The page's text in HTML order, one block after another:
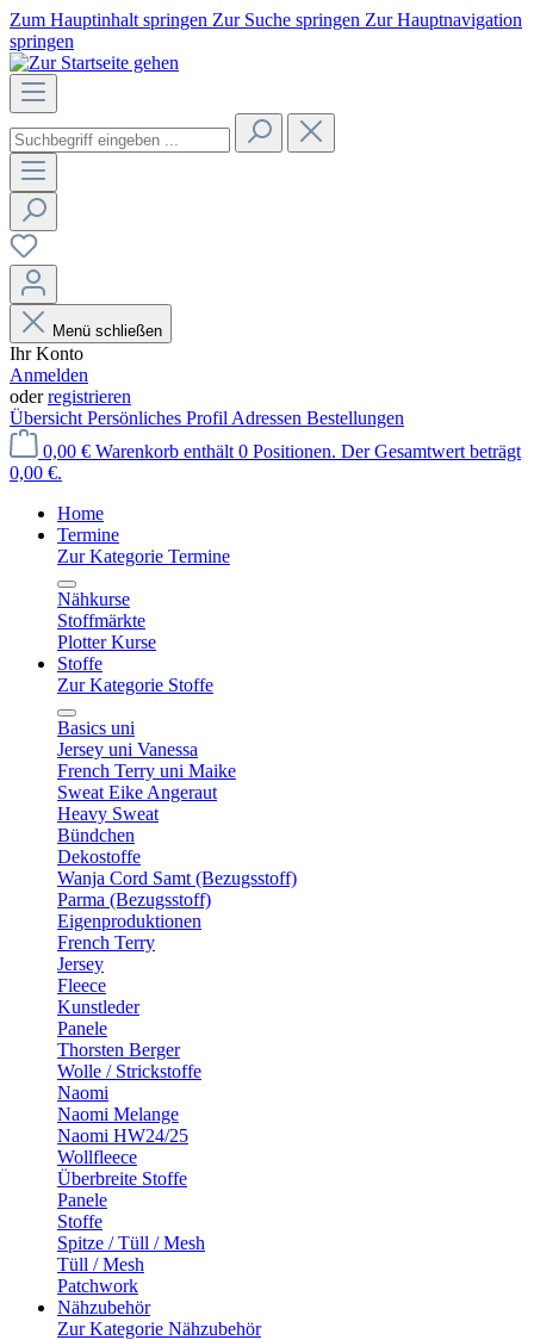
Zum Hauptinhalt springen Zur Suche springen Zur Hauptnavigation
springen
Menü schließen
Ihr Konto
Anmelden
oderregistrieren
Übersicht Persönliches Profil Adressen Bestellungen
0,00 € Warenkorb enthält 0 Positionen. Der Gesamtwert beträgt
0,00 €.
Home
Termine
Zur Kategorie Termine
Nähkurse
Stoffmärkte
Plotter Kurse
Stoffe
Zur Kategorie Stoffe
Basics uni
Jersey uni Vanessa
French Terry uni Maike
Sweat Eike Angeraut
Heavy Sweat
Bündchen
Dekostoffe
Wanja Cord Samt (Bezugsstoff)
Parma (Bezugsstoff)
Eigenproduktionen
French Terry
Jersey
Fleece
Kunstleder
Panele
Thorsten Berger
Wolle / Strickstoffe
Naomi
Naomi Melange
Naomi HW24/25
Wollfleece
Überbreite Stoffe
Panele
Stoffe
Spitze / Tüll / Mesh
Tüll / Mesh
Patchwork
Nähzubehör
Zur Kategorie Nähzubehör